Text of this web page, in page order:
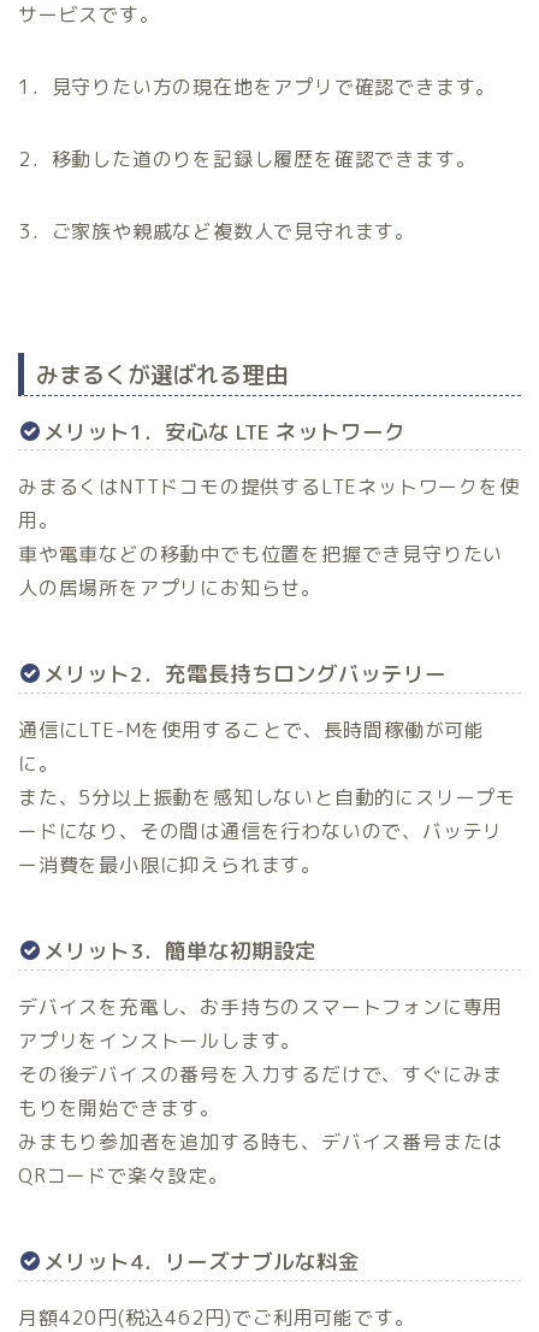
サービスです。
1．見守りたい方の現在地をアプリで確認できます。
2．移動した道のりを記録し履歴を確認できます。
3．ご家族や親戚など複数人で見守れます。
みまるくが選ばれる理由
メリット1．安心な LTE ネットワーク
みまるくはNTTドコモの提供するLTEネットワークを使
用。
車や電車などの移動中でも位置を把握でき見守りたい
人の居場所をアプリにお知らせ。
メリット2．充電長持ちロングバッテリー
通信にLTE-Mを使用することで、長時間稼働が可能
に。
また、5分以上振動を感知しないと自動的にスリープモ
ードになり、その間は通信を行わないので、バッテリ
ー消費を最小限に抑えられます。
メリット3．簡単な初期設定
デバイスを充電し、お手持ちのスマートフォンに専用
アプリをインストールします。
その後デバイスの番号を入力するだけで、すぐにみま
もりを開始できます。
みまもり参加者を追加する時も、デバイス番号または
QRコードで楽々設定。
メリット4．リーズナブルな料金
月額420円(税込462円)でご利用可能です。